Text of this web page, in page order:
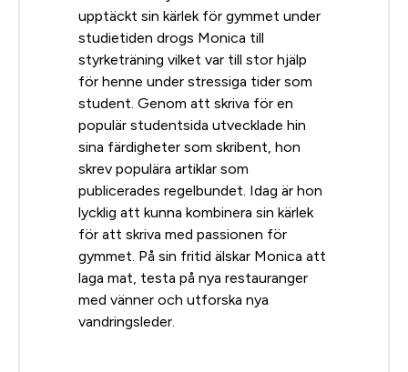
upptäckt sin kärlek för gymmet under
studietiden drogs Monica till
styrketräning vilket var till stor hjälp
för henne under stressiga tider som
student. Genom att skriva för en
populär studentsida utvecklade hin
sina färdigheter som skribent, hon
skrev populära artiklar som
publicerades regelbundet. Idag är hon
lycklig att kunna kombinera sin kärlek
för att skriva med passionen för
gymmet. På sin fritid älskar Monica att
laga mat, testa på nya restauranger
med vänner och utforska nya
vandringsleder.